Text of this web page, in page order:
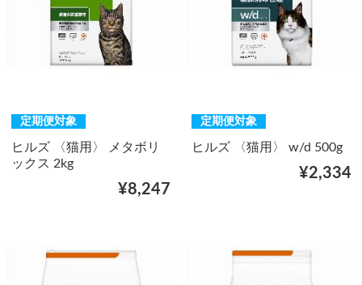
定期便対象
ヒルズ 〈猫用〉 メタボリ
ックス 2kg
¥8,247
定期便対象
ヒルズ 〈猫用〉 w/d 500g
¥2,334